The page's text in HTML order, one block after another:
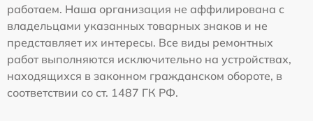
работаем. Наша организация не аффилирована с
владельцами указанных товарных знаков и не
представляет их интересы. Все виды ремонтных
работ выполняются исключительно на устройствах,
находящихся в законном гражданском обороте, в
соответствии со ст. 1487 ГК РФ.